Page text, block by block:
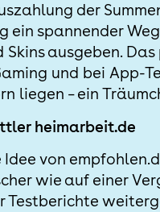
der
ein spannender
Skins ausgeben.
und bei App-
liegen – ein
heimarbeit.de
von
wie auf einer
Testberichte